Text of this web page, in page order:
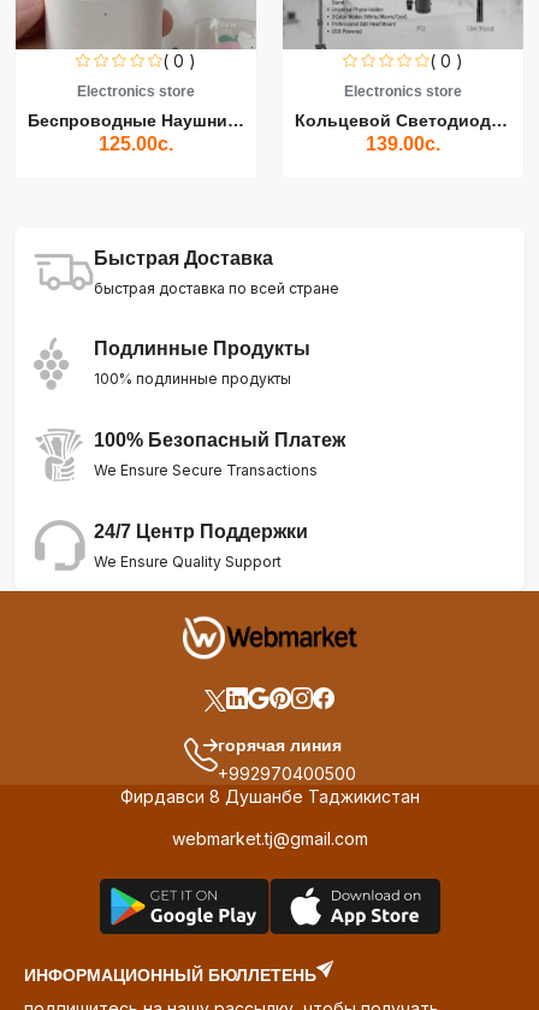
( 0 )
Electronics store
Беспроводные Наушники Air...
125.00с.
( 0 )
Electronics store
Кольцевой Светодиодный Св...
139.00с.
Быстрая Доставка
быстрая доставка по всей стране
Подлинные Продукты
100% подлинные продукты
100% Безопасный Платеж
We Ensure Secure Transactions
24/7 Центр Поддержки
We Ensure Quality Support
горячая линия
+992970400500
Фирдавси 8 Душанбе Таджикистан
webmarket.tj@gmail.com
ИНФОРМАЦИОННЫЙ БЮЛЛЕТЕНЬ